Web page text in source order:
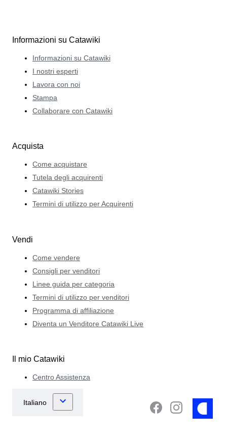
Informazioni su Catawiki
Informazioni su Catawiki
I nostri esperti
Lavora con noi
Stampa
Collaborare con Catawiki
Acquista
Come acquistare
Tutela degli acquirenti
Catawiki Stories
Termini di utilizzo per Acquirenti
Vendi
Come vendere
Consigli per venditori
Linee guida per categoria
Termini di utilizzo per venditori
Programma di affiliazione
Diventa un Venditore Catawiki Live
Il mio Catawiki
Centro Assistenza